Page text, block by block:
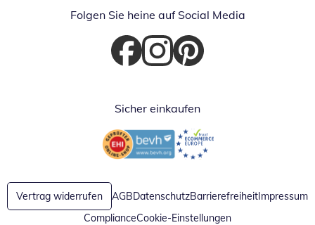
Folgen Sie heine auf Social Media
Öffnet in neuem Fenster
Öffnet in neuem Fenster
Öffnet in neuem Fenster
Sicher einkaufen
Öffnet in neuem FensterÖffnet in neuem Fenster
Vertrag widerrufen AGBDatenschutzBarrierefreiheitImpressum
ComplianceCookie-Einstellungen